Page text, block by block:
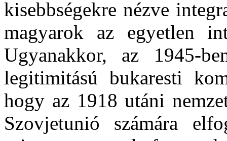
kisebbségekre nézve
magyarok az egyetlen
Ugyanakkor, az 1945-
legitimitású bukaresti
hogy az 1918 utáni
Szovjetunió számára